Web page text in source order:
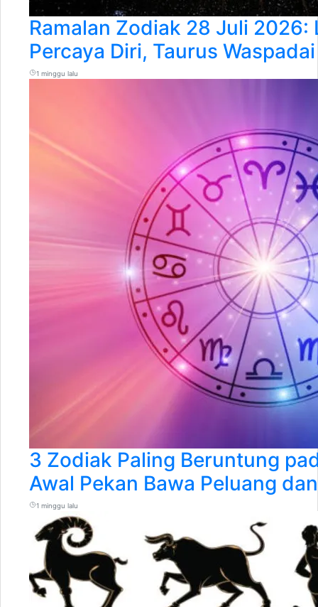
Ramalan Zodiak 28 Juli 2026:
Percaya Diri, Taurus
1 minggu lalu
3 Zodiak Paling Beruntung
Awal Pekan Bawa Peluang
1 minggu lalu